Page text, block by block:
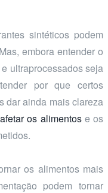
sintéticos podem
embora entender o
ultraprocessados seja
por que certos
dar ainda mais clareza
afetar os alimentose os
os alimentos mais
podem tornar